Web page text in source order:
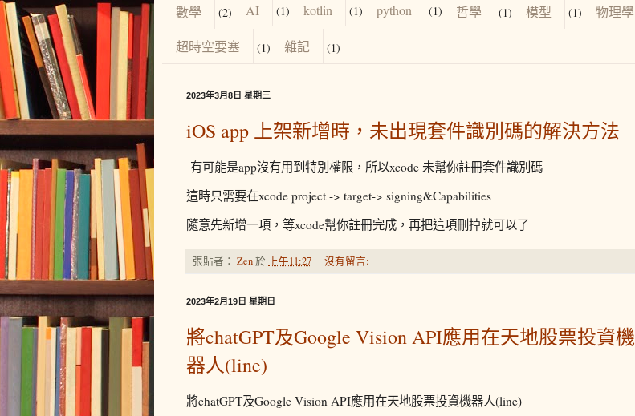
數學 (2) AI (1) kotlin (1) python (1) 哲學 (1) 模型 (1) 物理學
超時空要塞 (1) 雜記 (1)
2023年3月8日 星期三
iOS app 上架新增時，未出現套件識別碼的解決方法
有可能是app沒有用到特別權限，所以xcode 未幫你註冊套件識別碼
這時只需要在xcode project -> target-> signing&Capabilities
隨意先新增一項，等xcode幫你註冊完成，再把這項刪掉就可以了
張貼者： Zen於 上午11:27 沒有留言:
2023年2月19日 星期日
將chatGPT及Google Vision API應用在天地股票投資機
器人(line)
將chatGPT及Google Vision API應用在天地股票投資機器人(line)